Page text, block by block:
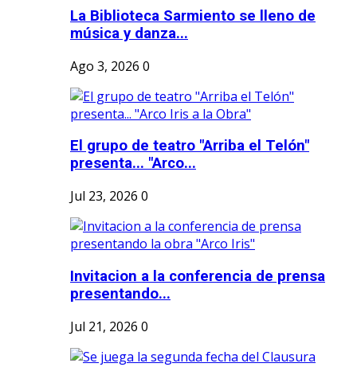
La Biblioteca Sarmiento se lleno de
música y danza...
Ago 3, 2026 0
El grupo de teatro "Arriba el Telón"
presenta... "Arco...
Jul 23, 2026 0
Invitacion a la conferencia de prensa
presentando...
Jul 21, 2026 0